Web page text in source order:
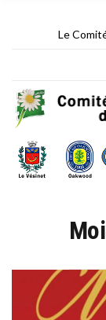
Le